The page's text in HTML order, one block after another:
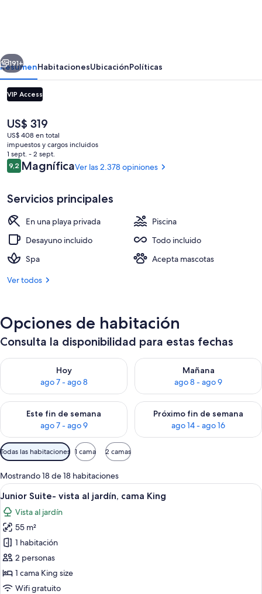
-
All
Inclusive
Adults
Only
Siguiente
191+
ResumenHabitacionesUbicaciónPolíticas
VIP Access
El
precio
actual
es
de
US$ 319
US$ 319
US$ 408 en total
impuestos y cargos incluidos
1 sept. - 2 sept.
Opiniones
9,29,2 de 10
MagníficaVer las 2.378 opiniones
Servicios principales
En una playa privada
Piscina
Desayuno incluido
Todo incluido
Spa
Acepta mascotas
Ver todos
Opciones de habitación
Consulta la disponibilidad para estas fechas
Hoy
ago 7 - ago 8
Consulta la disponibilidad para hoy ago 7 - ago 8
Mañana
ago 8 - ago 9
Consulta la disponibilidad
Este fin de semana
ago 7 - ago 9
Consulta la disponibilidad para este fin de semana ago 7 -
Próximo fin de semana
ago 14 - ago 16
Consulta la disponibilidad
Filtros
disponibles
para
las
habitaciones
Todas las habitaciones 1 cama 2 camas
Mostrando 18 de 18 habitaciones
Ver
todas
las
fotos
de
Junior
Suite-
vista
Una sala moderna con un sofá, una
8
Junior Suite- vista al jardín, cama King
Vista al jardín
55 m²
1 habitación
2 personas
1 cama King size
Wifi gratuito